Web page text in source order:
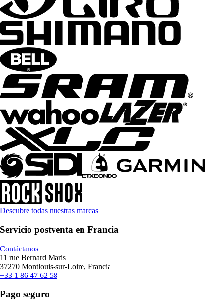
Descubre todas nuestras marcas
Servicio postventa en Francia
Contáctanos
11 rue Bernard Maris
37270 Montlouis-sur-Loire, Francia
+33 1 86 47 62 58
Pago seguro